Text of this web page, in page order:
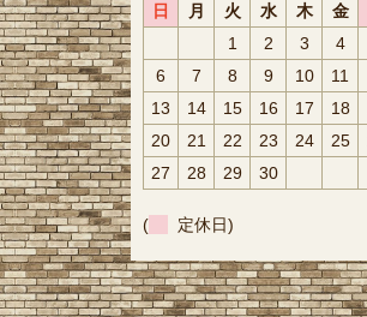
日 月 火 水 木 金
1
2 3 4
6
7 8 9 10 11
13
14 15 16 17 18
20
21 22 23 24 25
27
28 29 30
( 定休日)